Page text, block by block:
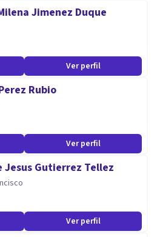
Jimenez Duque
Ver perfil
Rubio
Ver perfil
Jesus Gutierrez Tellez
Ver perfil